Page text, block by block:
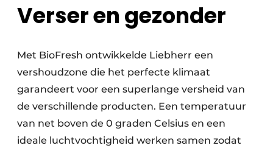
Verser en gezonder
Met BioFresh ontwikkelde Liebherr een
vershoudzone die het perfecte klimaat
garandeert voor een superlange versheid van
de verschillende producten. Een temperatuur
van net boven de 0 graden Celsius en een
ideale luchtvochtigheid werken samen zodat